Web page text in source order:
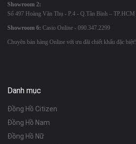
Showroom 2:
Số 497 Hoàng Văn Thụ - P.4 - Q.Tân Bình – TP.HCM
Showroom 6: Casio Online - 090.347.2299
Chuyên bán hàng Online với ưu đãi chiết khấu đặc biệt!
Danh mục
Đồng Hồ Citizen
Đồng Hồ Nam
Đồng Hồ Nữ